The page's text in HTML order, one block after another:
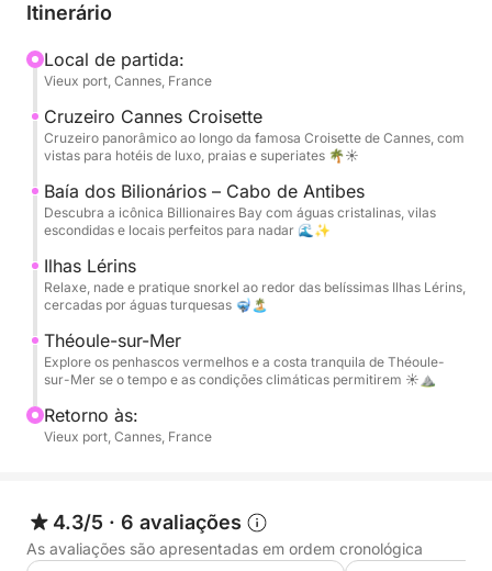
sol e relaxar a bordo enquanto explora diferentes
locais durante o passeio 🏝️ Máscaras, nadadeiras e
snorkels estão disponíveis a bordo, juntamente com
música via Bluetooth e áreas de descanso
confortáveis.
Uma garrafa de vinho rosé 🍷, água e refrigerantes
estão incluídos para tornar a experiência ainda mais
agradável. O combustível também está incluído no
preço, para que você possa simplesmente relaxar e
Perfeito para casais, famílias ou grupos de amigos
que buscam um dia luxuoso e relaxante no mar na
Côte d'Azur
Capture seu dia de uma perspectiva única. Durante
o passeio, criamos fotos profissionais com drone e
Itinerário
Local de partida:
Vieux port, Cannes, France
Cruzeiro Cannes Croisette
Cruzeiro panorâmico ao longo da famosa Croisette de Cannes, com
vistas para hotéis de luxo, praias e superiates 🌴☀️
Baía dos Bilionários – Cabo de Antibes
Descubra a icônica Billionaires Bay com águas cristalinas, vilas
escondidas e locais perfeitos para nadar 🌊✨
Ilhas Lérins
Relaxe, nade e pratique snorkel ao redor das belíssimas Ilhas Lérins,
cercadas por águas turquesas 🤿🏝️
Théoule-sur-Mer
Explore os penhascos vermelhos e a costa tranquila de Théoule-
sur-Mer se o tempo e as condições climáticas permitirem ☀️⛰️
Retorno às:
Vieux port, Cannes, France
4.3/5 · 6 avaliações
As avaliações são apresentadas em ordem cronológica